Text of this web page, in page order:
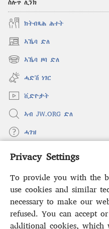
Privacy Settings
To provide you with the
use cookies and similar
necessary to make our
refused. You can accept
additional cookies, which
ስሉጥ ሊንክ
ክትብጻሕ ሕተት
ኣኼባ ድለ
(opens
new
window)
ኣኼባ ዞባ ድለ
(opens
new
window)
ሓድሽ ነገር
ቪድዮታት
ኣብ JW.ORG ድለ
ሓገዝ
ወፈያ
(opens
window)
ቤተ መጻሕፍቲ ኢንተርነት ግምቢ
(opens
new
window)JW Hub ®
(opens
new